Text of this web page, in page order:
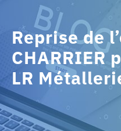
Reprise de
CHARRIER
LR